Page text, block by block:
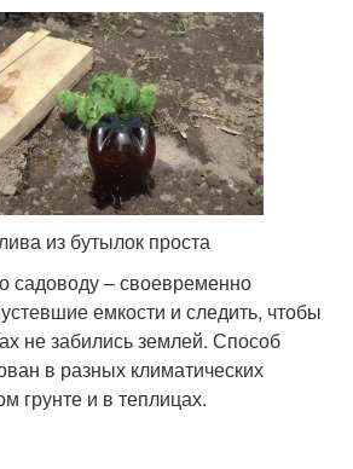
из бутылок проста
садоводу – своевременно
емкости и следить, чтобы
не забились землей. Способ
в разных климатических
грунте и в теплицах.